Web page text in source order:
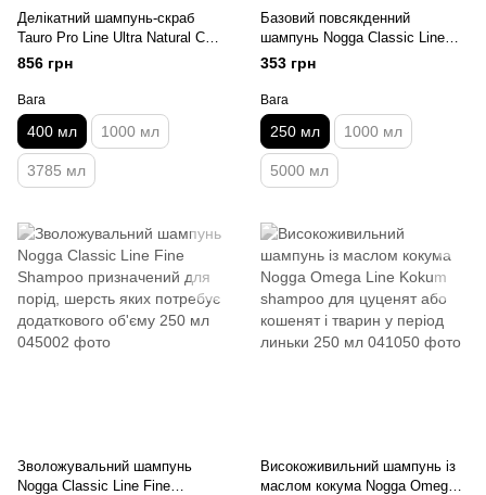
Делікатний шампунь-скраб
Tauro Pro Line Ultra Natural Care
Gentle Scrub Shampoo для
шерсті та шкіри собак та котів
400 мл
856 грн
Вага
400 мл 1000 мл
3785 мл
Базовий повсякденний
шампунь Nogga Classic Line
Purifying shampoo з алое для
всіх типів шерсті 250 мл
353 грн
Вага
250 мл 1000 мл
5000 мл
Зволожувальний шампунь
Nogga Classic Line Fine
Високоживильний шампунь із
маслом кокума Nogga Omega